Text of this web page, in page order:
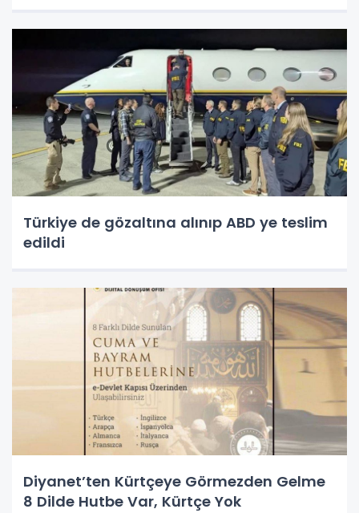
Türkiye de gözaltına alınıp ABD ye teslim
edildi
Diyanet’ten Kürtçeye Görmezden Gelme
8 Dilde Hutbe Var, Kürtçe Yok